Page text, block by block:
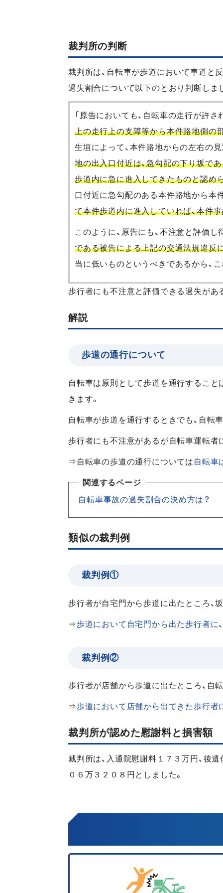
裁判所の判断
裁判所は、自転車が歩道において車道と
過失割合について以下のとおり判断しま
「原告においても、自転車の走行が許
上の走行上の支障等から本件路地側の
生垣によって、本件路地からの左右の
地の出入口付近は、急勾配の下り坂で
歩道内に急に進入してきたものと認め
口付近に急勾配のある本件路地から本
て本件歩道内に進入していれば、本件
このように、原告にも、不注意と評価
である被告による上記の交通法規違反
当に低いものというべきであるから、
歩行者にも不注意と評価できる過失があ
解説
歩道の通行について
自転車は原則として歩道を通行すること
きます。
自転車が歩道を通行するときでも、自転
歩行者にも不注意があるが自転車運転者
⇒自転車の歩道の通行については 自転車
関連するページ
自転車事故の過失割合の決め方は？
類似の裁判例
裁判例①
歩行者が自宅門から歩道に出たところ、
⇒歩道において自宅門から出た歩行者に
裁判例②
歩行者が店舗から歩道に出たところ、自
⇒歩道において店舗から出てきた歩行者
裁判所が認めた慰謝料と損害額
裁判所は、入通院慰謝料１７３万円、後
０６万３２０８円としました。